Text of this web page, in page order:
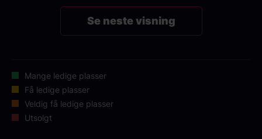
Se neste visning
Mange ledige plasser
Få ledige plasser
Veldig få ledige plasser
Utsolgt